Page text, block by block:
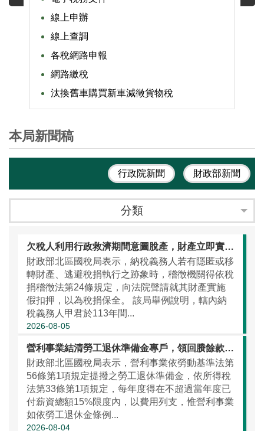
線上申辦
線上查調
各稅網路申報
網路繳稅
汰換舊車購買新車減徵貨物稅
本局新聞稿
行政院新聞 財政部新聞
分類
欠稅人利用行政救濟期間意圖脫產，財產立即實施假扣押
財政部北區國稅局表示，納稅義務人若有隱匿或移
轉財產、逃避稅捐執行之跡象時，稽徵機關得依稅
捐稽徵法第24條規定，向法院聲請就其財產實施
假扣押，以為稅捐保全。 該局舉例說明，轄內納
稅義務人甲君於113年間...
2026-08-05
營利事業結清勞工退休準備金專戶，領回賸餘款應列報其他收入
財政部北區國稅局表示，營利事業依勞動基準法第
56條第1項規定提撥之勞工退休準備金，依所得稅
法第33條第1項規定，每年度得在不超過當年度已
付薪資總額15%限度內，以費用列支，惟營利事業
如依勞工退休金條例...
2026-08-04